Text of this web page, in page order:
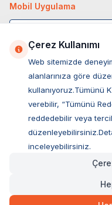
949,00TL
Mobil Uygulama
Müşteri Hizmetleri
Ovacık Mah. Hacıoğlu
Çerez Kullanımı
Web sitemizde
alanlarınıza göre
kullanıyoruz.Tümünü
verebilir, “Tümünü
reddedebilir veya
inceleyebilirsiniz.